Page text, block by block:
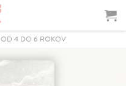
OD 4 DO 6 ROKOV